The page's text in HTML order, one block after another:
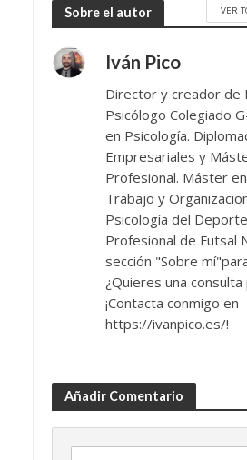
Sobre el autor VER
Iván Pico
Director y creador de
Psicólogo Colegiado
en Psicología.
Empresariales y
Profesional. Máster
Trabajo y
Psicología del
Profesional de Futsal
sección "Sobre
¿Quieres una
¡Contacta conmigo en
https://ivanpico.es/!
Añadir Comentario